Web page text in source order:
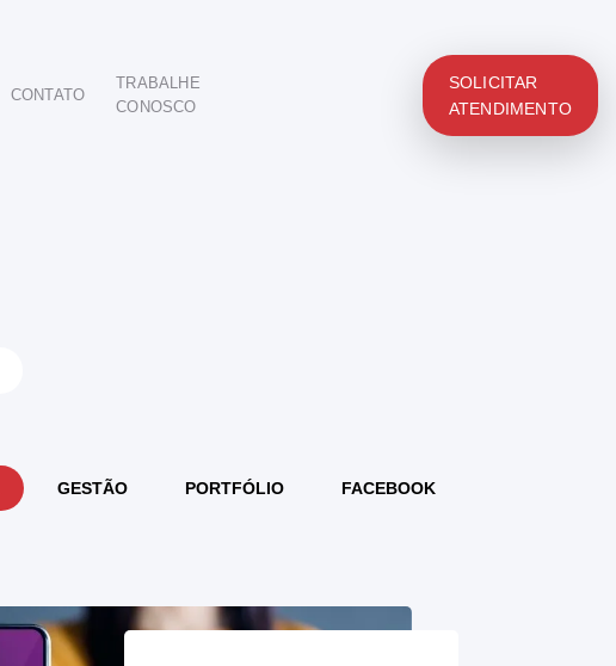
CONTATO
TRABALHE
CONOSCO
SOLICITAR
ATENDIMENTO
GESTÃO PORTFÓLIO FACEBOOK